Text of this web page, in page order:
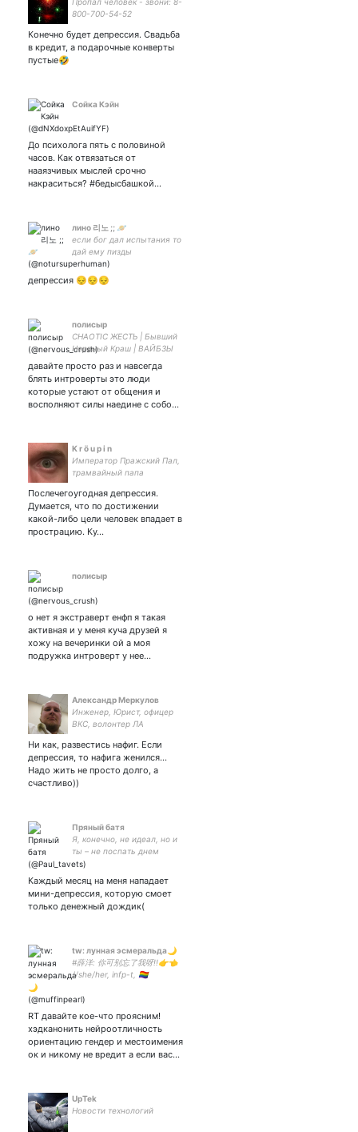
800-700-54-52
Конечно будет депрессия. Свадьба
в кредит, а подарочные конверты
пустые🤣
Сойка Кэйн
До психолога пять с половиной
часов. Как отвязаться от
нааязчивых мыслей срочно
накраситься? #бедысбашкой…
лино 리노 ;; 🪐
если бог дал испытания то
дай ему пизды
депрессия 😔😔😔
полисыр
CHAOTIC ЖЕСТЬ | Бывший
Нервный Краш | ВАЙБЗЫ
HEART BELONGS TO 😖💗 |
*очень сильный
тактильный голод* |
ПРОФИЛЬ ФБ НИЖЕ⏬
давайте просто раз и навсегда
блять интроверты это люди
которые устают от общения и
восполняют силы наедине с собо…
K r ö u p i n
Император Пражский Пал,
трамвайный папа
Послечегоугодная депрессия.
Думается, что по достижении
какой-либо цели человек впадает в
прострацию. Ку…
полисыр
о нет я экстраверт енфп я такая
активная и у меня куча друзей я
хожу на вечеринки ой а моя
подружка интроверт у нее…
Александр Меркулов
Инженер, Юрист, офицер
ВКС, волонтер ЛА
фанат Спартака. Для связи
merkulov-a
Ни как, развестись нафиг. Если
депрессия, то нафига женился...
Надо жить не просто долго, а
счастливо))
Пряный батя
Я, конечно, не идеал, но и
ты – не поспать днем
Каждый месяц на меня нападает
мини-депрессия, которую смоет
только денежный дождик(
tw: лyннaя эcмepaльдa🌙
#薛洋: 你可别忘了我呀!!👉👈
//she/her, infp-t, 🏳️‍🌈
mdzs, svsss, tgcf // pfp:
RT давайте кое-что проясним!
хэдканонить нейроотличность
ориентацию гендер и местоимения
ок и никому не вредит а если вас…
UpTek
Новости технологий